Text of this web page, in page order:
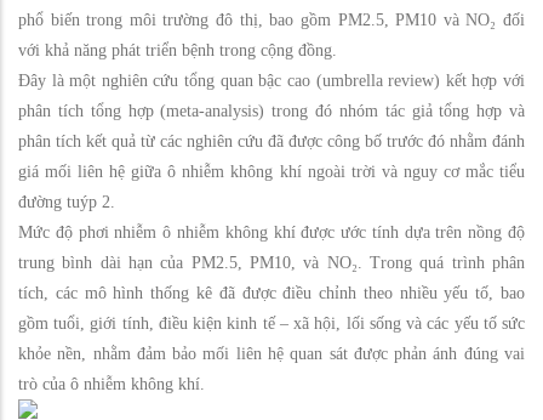
phổ biến trong môi trường đô thị, bao gồm PM2.5, PM10 và NO₂ đối
với khả năng phát triển bệnh trong cộng đồng.
Đây là một nghiên cứu tổng quan bậc cao (umbrella review) kết hợp với
phân tích tổng hợp (meta-analysis) trong đó nhóm tác giả tổng hợp và
phân tích kết quả từ các nghiên cứu đã được công bố trước đó nhằm đánh
giá mối liên hệ giữa ô nhiễm không khí ngoài trời và nguy cơ mắc tiểu
đường tuýp 2.
Mức độ phơi nhiễm ô nhiễm không khí được ước tính dựa trên nồng độ
trung bình dài hạn của PM2.5, PM10, và NO₂. Trong quá trình phân
tích, các mô hình thống kê đã được điều chỉnh theo nhiều yếu tố, bao
gồm tuổi, giới tính, điều kiện kinh tế – xã hội, lối sống và các yếu tố sức
khỏe nền, nhằm đảm bảo mối liên hệ quan sát được phản ánh đúng vai
trò của ô nhiễm không khí.